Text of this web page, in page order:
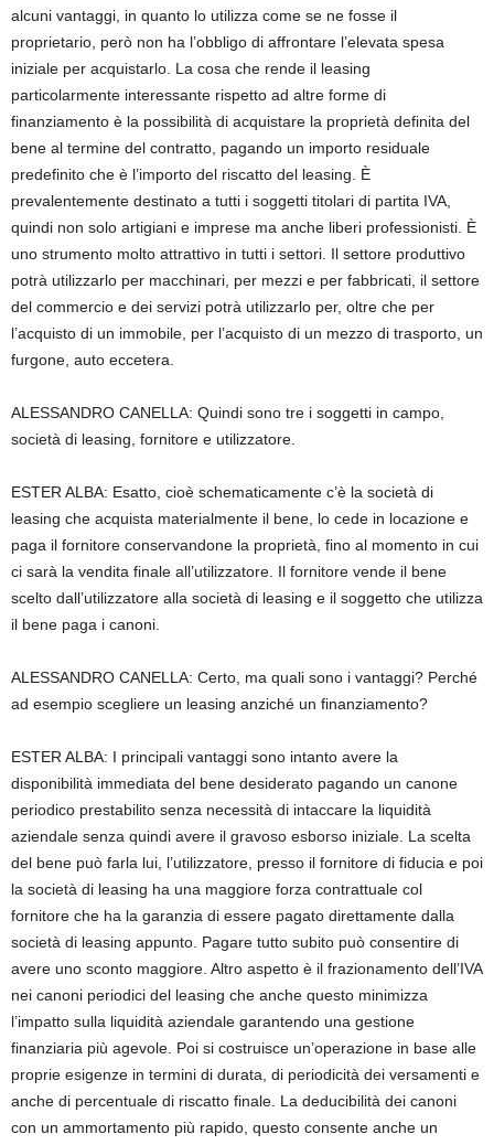
alcuni vantaggi, in quanto lo utilizza come se ne fosse il
proprietario, però non ha l’obbligo di affrontare l’elevata spesa
iniziale per acquistarlo. La cosa che rende il leasing
particolarmente interessante rispetto ad altre forme di
finanziamento è la possibilità di acquistare la proprietà definita del
bene al termine del contratto, pagando un importo residuale
predefinito che è l’importo del riscatto del leasing. È
prevalentemente destinato a tutti i soggetti titolari di partita IVA,
quindi non solo artigiani e imprese ma anche liberi professionisti. È
uno strumento molto attrattivo in tutti i settori. Il settore produttivo
potrà utilizzarlo per macchinari, per mezzi e per fabbricati, il settore
del commercio e dei servizi potrà utilizzarlo per, oltre che per
l’acquisto di un immobile, per l’acquisto di un mezzo di trasporto, un
furgone, auto eccetera.
ALESSANDRO CANELLA: Quindi sono tre i soggetti in campo,
società di leasing, fornitore e utilizzatore.
ESTER ALBA: Esatto, cioè schematicamente c’è la società di
leasing che acquista materialmente il bene, lo cede in locazione e
paga il fornitore conservandone la proprietà, fino al momento in cui
ci sarà la vendita finale all’utilizzatore. Il fornitore vende il bene
scelto dall’utilizzatore alla società di leasing e il soggetto che utilizza
il bene paga i canoni.
ALESSANDRO CANELLA: Certo, ma quali sono i vantaggi? Perché
ad esempio scegliere un leasing anziché un finanziamento?
ESTER ALBA: I principali vantaggi sono intanto avere la
disponibilità immediata del bene desiderato pagando un canone
periodico prestabilito senza necessità di intaccare la liquidità
aziendale senza quindi avere il gravoso esborso iniziale. La scelta
del bene può farla lui, l’utilizzatore, presso il fornitore di fiducia e poi
la società di leasing ha una maggiore forza contrattuale col
fornitore che ha la garanzia di essere pagato direttamente dalla
società di leasing appunto. Pagare tutto subito può consentire di
avere uno sconto maggiore. Altro aspetto è il frazionamento dell’IVA
nei canoni periodici del leasing che anche questo minimizza
l’impatto sulla liquidità aziendale garantendo una gestione
finanziaria più agevole. Poi si costruisce un’operazione in base alle
proprie esigenze in termini di durata, di periodicità dei versamenti e
anche di percentuale di riscatto finale. La deducibilità dei canoni
con un ammortamento più rapido, questo consente anche un